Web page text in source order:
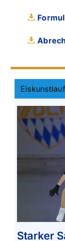
Starker